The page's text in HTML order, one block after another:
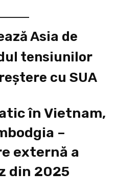
Asia de
tensiunilor
cu SUA
în Vietnam,
–
externă a
din 2025